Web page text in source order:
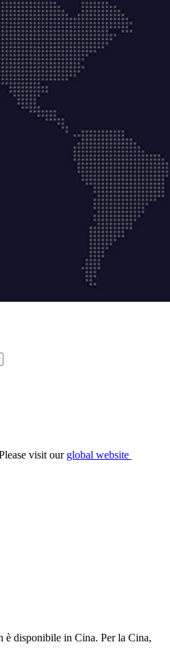
visit our global website
è disponibile in Cina. Per la Cina,